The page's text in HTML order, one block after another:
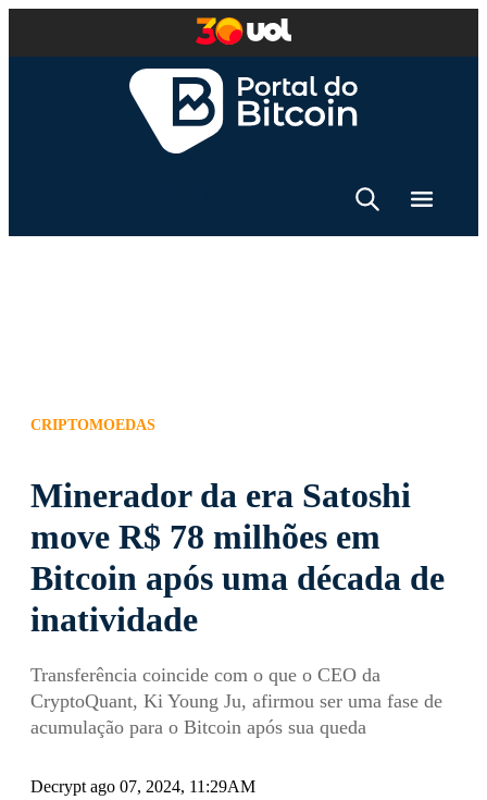
CRIPTOMOEDAS
Minerador da era Satoshi
move R$ 78 milhões em
Bitcoin após uma década de
inatividade
Transferência coincide com o que o CEO da
CryptoQuant, Ki Young Ju, afirmou ser uma fase de
acumulação para o Bitcoin após sua queda
Decrypt ago 07, 2024, 11:29AM